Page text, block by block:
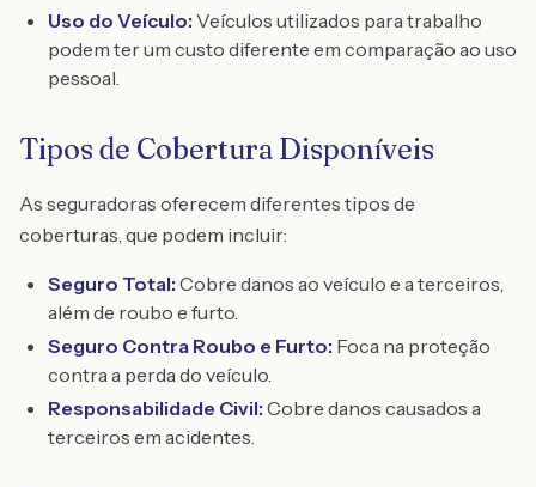
Uso do Veículo: Veículos utilizados para trabalho
podem ter um custo diferente em comparação ao uso
pessoal.
Tipos de Cobertura Disponíveis
As seguradoras oferecem diferentes tipos de
coberturas, que podem incluir:
Seguro Total: Cobre danos ao veículo e a terceiros,
além de roubo e furto.
Seguro Contra Roubo e Furto: Foca na proteção
contra a perda do veículo.
Responsabilidade Civil: Cobre danos causados a
terceiros em acidentes.